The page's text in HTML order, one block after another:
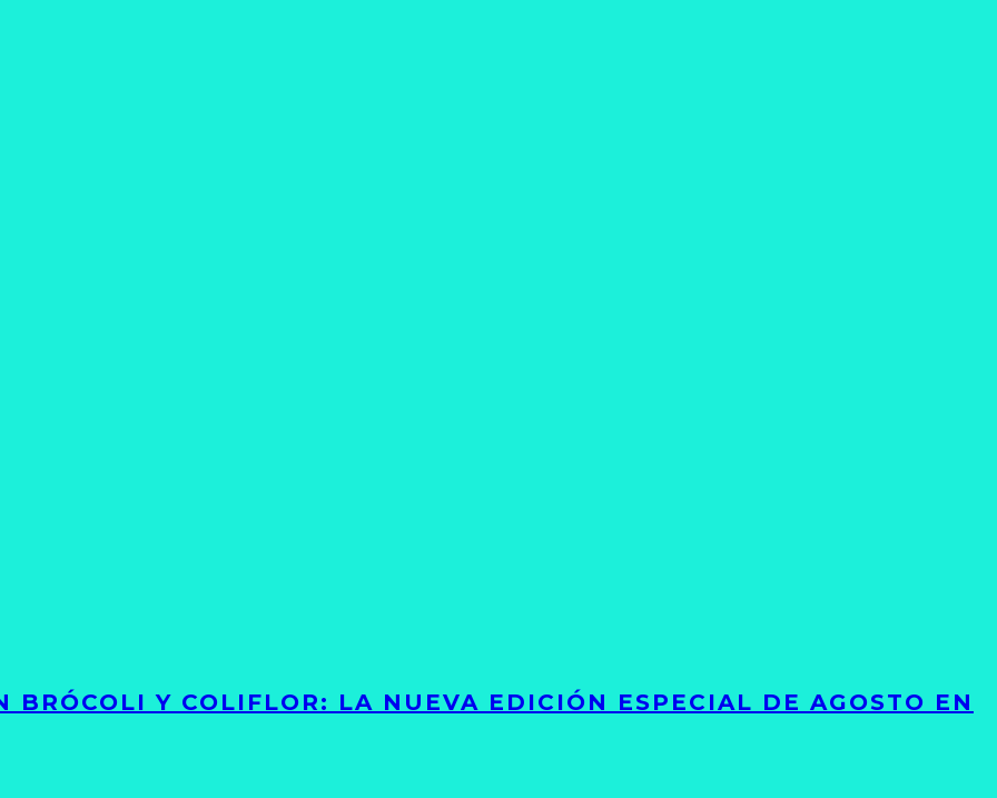
Y COLIFLOR: LA NUEVA EDICIÓN ESPECIAL DE AGOSTO EN